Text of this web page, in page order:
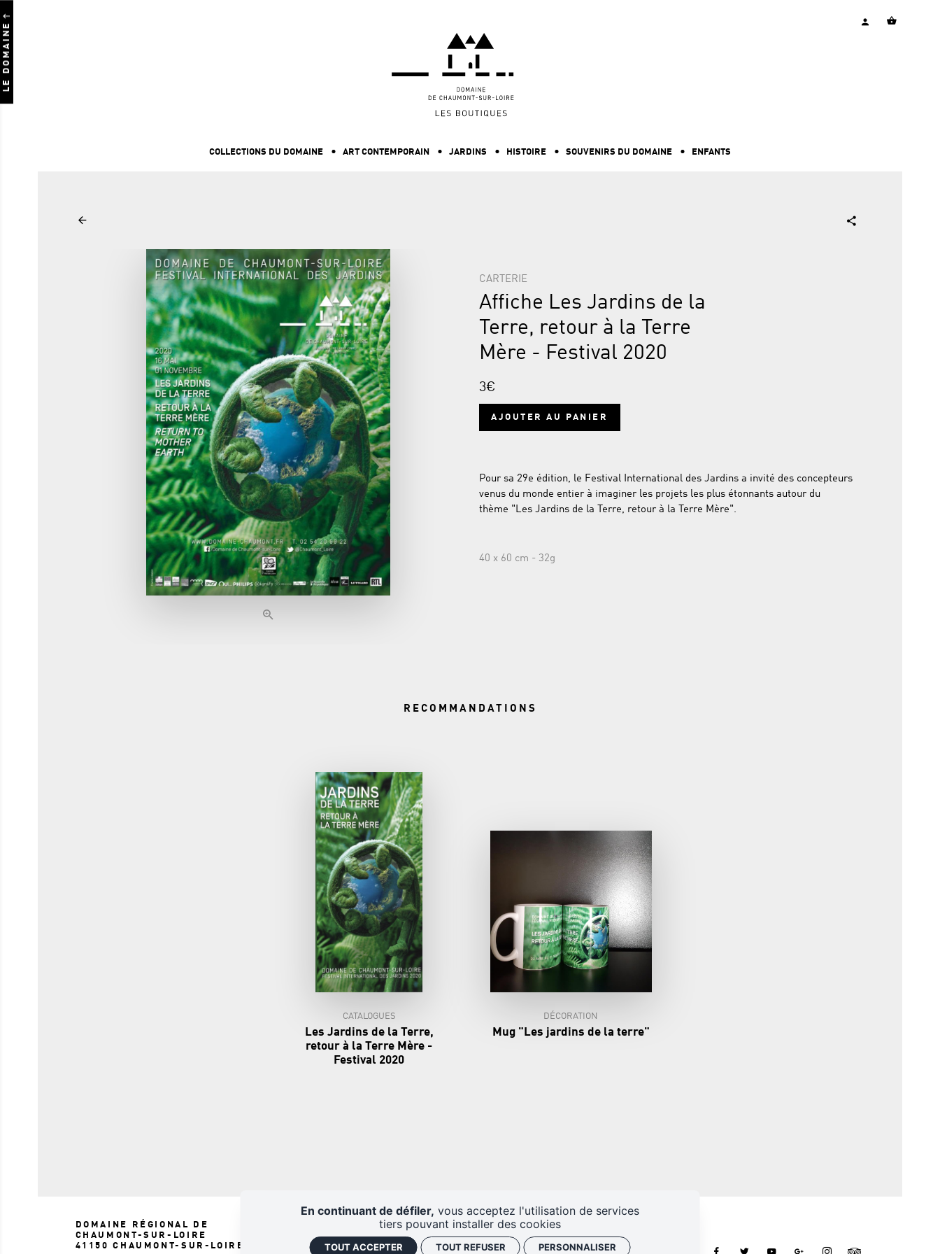
LE DOMAINE
COLLECTIONS DU DOMAINE ART CONTEMPORAIN JARDINS HISTOIRE SOUVENIRS DU DOMAINE ENFANTS
CARTERIE
Affiche Les Jardins de la
Terre, retour à la Terre
Mère - Festival 2020
3€
AJOUTER AU PANIER
Pour sa 29e édition, le Festival International des Jardins a invité des concepteurs
venus du monde entier à imaginer les projets les plus étonnants autour du
thème "Les Jardins de la Terre, retour à la Terre Mère".
40 x 60 cm - 32g
RECOMMANDATIONS
CATALOGUES
Les Jardins de la Terre,
retour à la Terre Mère -
Festival 2020
DÉCORATION
Mug "Les jardins de la terre"
DOMAINE RÉGIONAL DE
CHAUMONT-SUR-LOIRE
41150 CHAUMONT-SUR-LOIRE
LE SITE DU DOMAINE LA BILLETTERIE
En continuant de défiler, vous acceptez l'utilisation de services
tiers pouvant installer des cookies
TOUT ACCEPTER TOUT REFUSER PERSONNALISER